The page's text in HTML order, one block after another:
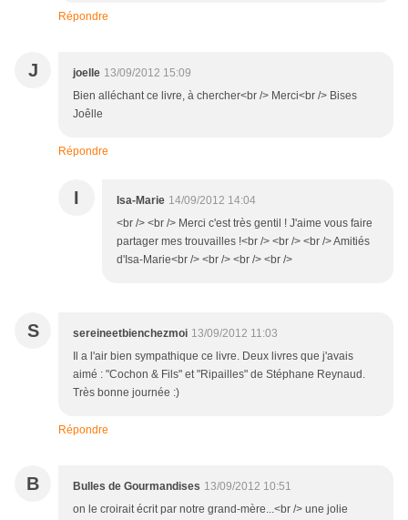
Répondre
J joelle 13/09/2012 15:09
Bien alléchant ce livre, à chercher<br /> Merci<br /> Bises
Joêlle
Répondre
I Isa-Marie 14/09/2012 14:04
<br /> <br /> Merci c'est très gentil ! J'aime vous faire
partager mes trouvailles !<br /> <br /> <br /> Amitiés
d'Isa-Marie<br /> <br /> <br /> <br />
S sereineetbienchezmoi 13/09/2012 11:03
Il a l'air bien sympathique ce livre. Deux livres que j'avais
aimé : "Cochon & Fils" et "Ripailles" de Stéphane Reynaud.
Très bonne journée :)
Répondre
B Bulles de Gourmandises 13/09/2012 10:51
on le croirait écrit par notre grand-mère...<br /> une jolie